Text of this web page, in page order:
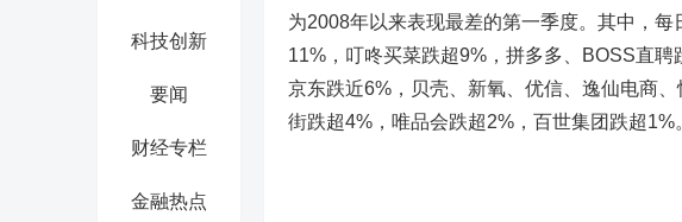
科技创新
要闻
财经专栏
金融热点
为2008年以来表现最差的第一季度。其中，
11%，叮咚买菜跌超9%，拼多多、BOSS直
京东跌近6%，贝壳、新氧、优信、逸仙电商
街跌超4%，唯品会跌超2%，百世集团跌超1%